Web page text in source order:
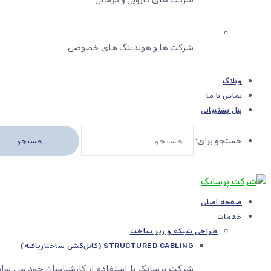
شرکت ها و هولدینگ های خصوصی
وبلاگ
تماس با ما
پنل پشتیبانی
جستجو برای:
صفحه اصلی
خدمات
طراحی شبکه و زیر ساخت
STRUCTURED CABLING (کابل‌کشی ساختاریافته)
شرکت پرساتک با استفاده از کارشناسان خود می